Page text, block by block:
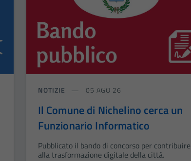
NOTIZIE 05 AGO 26
Il Comune di Nichelino cerca un
Funzionario Informatico
Pubblicato il bando di concorso per contribuire
alla trasformazione digitale della città.